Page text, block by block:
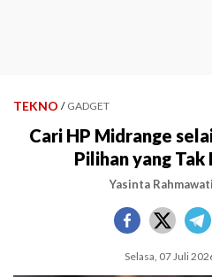
TEKNO / GADGET
Cari HP Midrange
Pilihan yang
Yasinta Rahmawati
Selasa, 07 Juli